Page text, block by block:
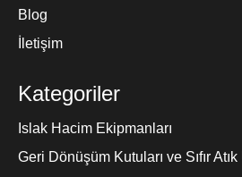
Blog
İletişim
Kategoriler
Islak Hacim Ekipmanları
Geri Dönüşüm Kutuları ve Sıfır